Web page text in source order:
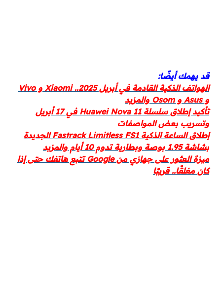
قد يهمك أيضًا:
الهواتف الذكية القادمة في أبريل 2025.. Xiaomi و Vivo
و Asus و Osom والمزيد
تأكيد إطلاق سلسلة Huawei Nova 11 في 17 أبريل
وتسريب بعض المواصفات
إطلاق الساعة الذكية Fastrack Limitless FS1 الجديدة
بشاشة 1.95 بوصة وبطارية تدوم 10 أيام والمزيد
ميزة العثور على جهازي من Google تتبع هاتفك حتى إذا
كان مغلقًا.. قريبًا